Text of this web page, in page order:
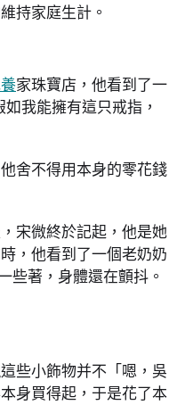
持家庭生計。
家珠寶店，他看到了一
我能擁有這只戒指，
舍不得用本身的零花錢
宋微終於記起，他是她
，他看到了一個老奶奶
些著，身體還在顫抖。
些小飾物并不「嗯，吳
身買得起，于是花了本